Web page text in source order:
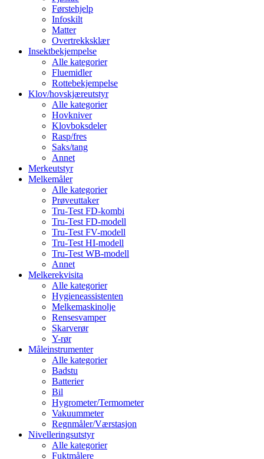
Førstehjelp
Infoskilt
Matter
Overtrekksklær
Insektbekjempelse
Alle kategorier
Fluemidler
Rottebekjempelse
Klov/hovskjæreutstyr
Alle kategorier
Hovkniver
Klovboksdeler
Rasp/fres
Saks/tang
Annet
Merkeutstyr
Melkemåler
Alle kategorier
Prøveuttaker
Tru-Test FD-kombi
Tru-Test FD-modell
Tru-Test FV-modell
Tru-Test HI-modell
Tru-Test WB-modell
Annet
Melkerekvisita
Alle kategorier
Hygieneassistenten
Melkemaskinolje
Rensesvamper
Skarverør
Y-rør
Måleinstrumenter
Alle kategorier
Badstu
Batterier
Bil
Hygrometer/Termometer
Vakuummeter
Regnmåler/Værstasjon
Nivelleringsutstyr
Alle kategorier
Fuktmålere